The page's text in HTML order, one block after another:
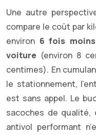
Une autre
compare le coût par
environ 6 fois
voiture (environ 8
centimes). En
le stationnement,
est sans appel. Le
sacoches de qualité,
antivol performant